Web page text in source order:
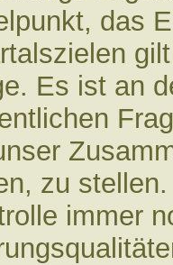
das
Es ist an
zu
immer